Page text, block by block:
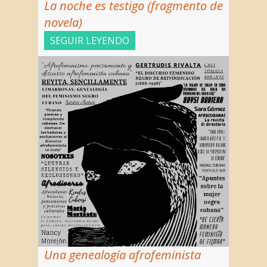
NOSOTRAS
PUBLICA CON NOSOTRAS
APÓYANOS
La noche es testigo (fragmento de
novela)
SEGUIR LEYENDO
Una genealogía afrofeminista